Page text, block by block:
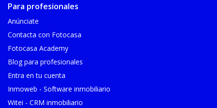
Para profesionales
Anúnciate
Contacta con Fotocasa
Fotocasa Academy
Blog para profesionales
Entra en tu cuenta
Inmoweb - Software inmobiliario
Witei - CRM inmobiliario